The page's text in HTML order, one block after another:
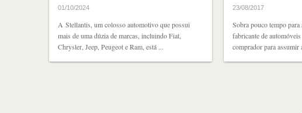
01/10/2024
A Stellantis, um colosso automotivo que possui
mais de uma dúzia de marcas, incluindo Fiat,
Chrysler, Jeep, Peugeot e Ram, está ...
23/08/2017
Sobra pouco tempo
fabricante de
comprador para assumir